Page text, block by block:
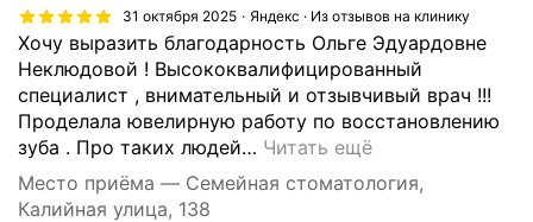
31 октября 2025
Яндекс · Из отзывов на клинику
Хочу выразить благодарность Ольге Эдуардовне
Неклюдовой ! Высококвалифицированный
специалист , внимательный и отзывчивый врач !!!
Проделала ювелирную работу по восстановлению
зуба . Про таких людей… Читать ещё
Место приёма — Семейная стоматология,
Калийная улица, 138